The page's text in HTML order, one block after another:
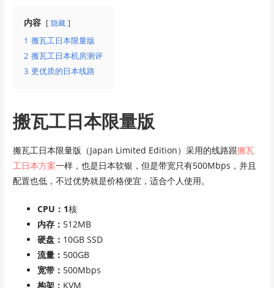
内容 隐藏
1 搬瓦工日本限量版
2 搬瓦工日本机房测评
3 更优质的日本线路
搬瓦工日本限量版
搬瓦工日本限量版（Japan Limited Edition）采用的线路跟搬瓦
工日本方案一样，也是日本软银，但是带宽只有500Mbps，并且
配置也低，不过优势就是价格便宜，适合个人使用。
CPU：1核
内存： 512MB
硬盘： 10GB SSD
流量： 500GB
宽带： 500Mbps
构架： KVM